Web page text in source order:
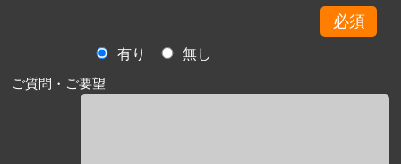
必須
有り
無し
ご質問・ご要望